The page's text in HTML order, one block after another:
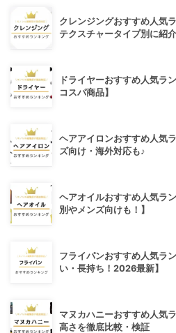
クレンジングおすすめ人気
テクスチャータイプ別に紹介
ドライヤーおすすめ人気ラ
コスパ商品】
ヘアアイロンおすすめ人気
ズ向け・海外対応も♪
ヘアオイルおすすめ人気ラ
別やメンズ向けも！】
フライパンおすすめ人気ラ
い・長持ち！2026最新】
マヌカハニーおすすめ人気
高さを徹底比較・検証